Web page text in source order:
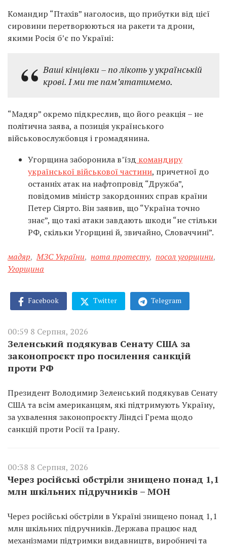
Командир “Птахів” наголосив, що прибутки від цієї
сировини перетворюються на ракети та дрони,
якими Росія б’є по Україні:
Ваші кінцівки – по лікоть у українській
крові. І ми те пам’ятатимемо.
“Мадяр” окремо підкреслив, що його реакція – не
політична заява, а позиція українського
військовослужбовця і громадянина.
Угорщина заборонила в’їзд командиру
української військової частини, причетної до
останніх атак на нафтопровід “Дружба”,
повідомив міністр закордонних справ країни
Петер Сіярто. Він заявив, що “Україна точно
знає”, що такі атаки завдають шкоди “не стільки
РФ, скільки Угорщині й, звичайно, Словаччині”.
мадяр, МЗС України, нота протесту, посол угорщини,
Угорщина
Facebook Twitter Telegram
00:59 8 Серпня, 2026
Зеленський подякував Сенату США за
законопроєкт про посилення санкцій
проти РФ
Президент Володимир Зеленський подякував Сенату
США та всім американцям, які підтримують Україну,
за ухвалення законопроєкту Ліндсі Грема щодо
санкцій проти Росії та Ірану.
00:38 8 Серпня, 2026
Через російські обстріли знищено понад 1,1
млн шкільних підручників – МОН
Через російські обстріли в Україні знищено понад 1,1
млн шкільних підручників. Держава працює над
механізмами підтримки видавництв, виробничі та